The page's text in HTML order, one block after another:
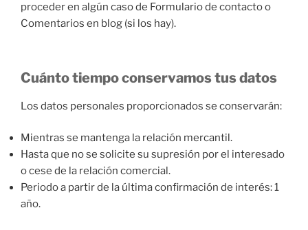
proceder en algún caso de Formulario de contacto o
Comentarios en blog (si los hay).
Cuánto tiempo conservamos tus datos
Los datos personales proporcionados se conservarán:
Mientras se mantenga la relación mercantil.
Hasta que no se solicite su supresión por el interesado
o cese de la relación comercial.
Periodo a partir de la última confirmación de interés: 1
año.